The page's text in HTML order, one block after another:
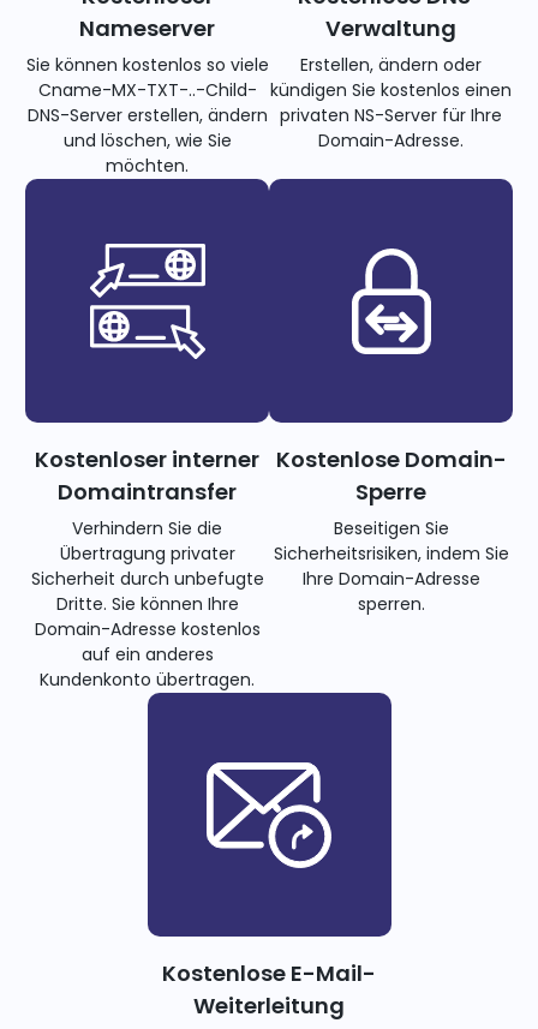
Nameserver
Sie können kostenlos so viele
Cname-MX-TXT-..-Child-
DNS-Server erstellen, ändern
und löschen, wie Sie
möchten.
Verwaltung
Erstellen, ändern oder
kündigen Sie kostenlos einen
privaten NS-Server für Ihre
Domain-Adresse.
Kostenloser interner
Domaintransfer
Verhindern Sie die
Übertragung privater
Sicherheit durch unbefugte
Dritte. Sie können Ihre
Domain-Adresse kostenlos
auf ein anderes
Kundenkonto übertragen.
Kostenlose Domain-
Sperre
Beseitigen Sie
Sicherheitsrisiken, indem Sie
Ihre Domain-Adresse
sperren.
Kostenlose E-Mail-
Weiterleitung